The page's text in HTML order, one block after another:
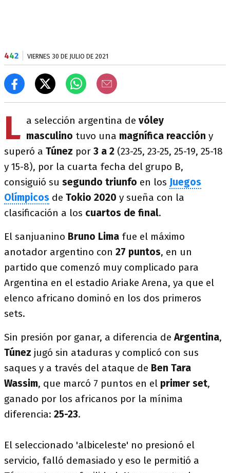
442 VIERNES 30 DE JULIO DE 2021
L a selección argentina de vóley
masculino tuvo una magnífica reacción y
superó a Túnez por 3 a 2 (23-25, 23-25, 25-19, 25-18
y 15-8), por la cuarta fecha del grupo B,
consiguió su segundo triunfo en los Juegos
Olímpicos de Tokio 2020 y sueña con la
clasificación a los cuartos de final.
El sanjuanino Bruno Lima fue el máximo
anotador argentino con 27 puntos, en un
partido que comenzó muy complicado para
Argentina en el estadio Ariake Arena, ya que el
elenco africano dominó en los dos primeros
sets.
Sin presión por ganar, a diferencia deArgentina,
Túnez jugó sin ataduras y complicó con sus
saques y a través del ataque de Ben Tara
Wassim, que marcó 7 puntos en el primer set,
ganado por los africanos por la mínima
diferencia: 25-23.
El seleccionado 'albiceleste' no presionó el
servicio, falló demasiado y eso le permitió a